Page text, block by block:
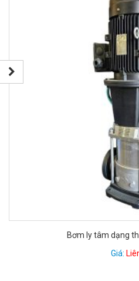
Bơm ly tâm dạng
Giá: